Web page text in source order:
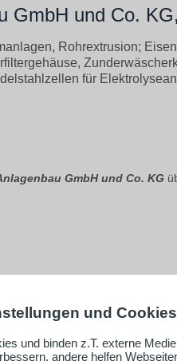
GmbH und Co.
Rohrextrusion;
für
GmbH und Co. KG
und Cookies
und binden z.T. externe
andere helfen